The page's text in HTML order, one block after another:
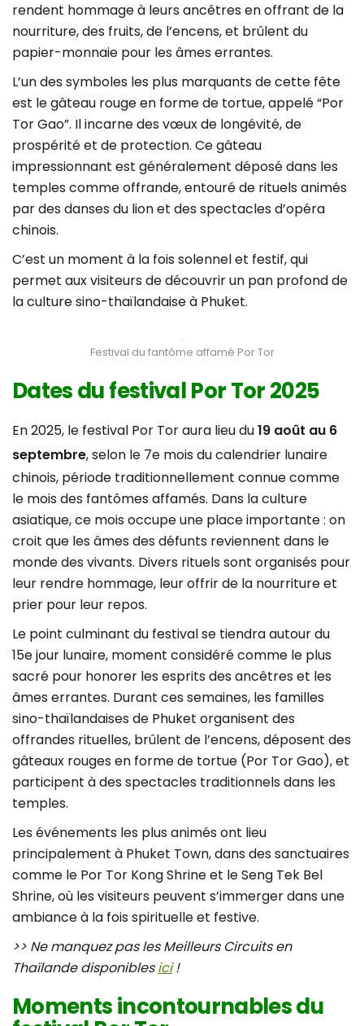
rendent hommage à leurs ancêtres en offrant de la
nourriture, des fruits, de l’encens, et brûlent du
papier-monnaie pour les âmes errantes.
L’un des symboles les plus marquants de cette fête
est le gâteau rouge en forme de tortue, appelé “Por
Tor Gao”. Il incarne des vœux de longévité, de
prospérité et de protection. Ce gâteau
impressionnant est généralement déposé dans les
temples comme offrande, entouré de rituels animés
par des danses du lion et des spectacles d’opéra
chinois.
C’est un moment à la fois solennel et festif, qui
permet aux visiteurs de découvrir un pan profond de
la culture sino-thaïlandaise à Phuket.
Festival du fantôme affamé Por Tor
Dates du festival Por Tor 2025
En 2025, le festival Por Tor aura lieu du19 août au 6
septembre, selon le 7e mois du calendrier lunaire
chinois, période traditionnellement connue comme
le mois des fantômes affamés. Dans la culture
asiatique, ce mois occupe une place importante : on
croit que les âmes des défunts reviennent dans le
monde des vivants. Divers rituels sont organisés pour
leur rendre hommage, leur offrir de la nourriture et
prier pour leur repos.
Le point culminant du festival se tiendra autour du
15e jour lunaire, moment considéré comme le plus
sacré pour honorer les esprits des ancêtres et les
âmes errantes. Durant ces semaines, les familles
sino-thaïlandaises de Phuket organisent des
offrandes rituelles, brûlent de l’encens, déposent des
gâteaux rouges en forme de tortue (Por Tor Gao), et
participent à des spectacles traditionnels dans les
temples.
Les événements les plus animés ont lieu
principalement à Phuket Town, dans des sanctuaires
comme le Por Tor Kong Shrine et le Seng Tek Bel
Shrine, où les visiteurs peuvent s’immerger dans une
ambiance à la fois spirituelle et festive.
>> Ne manquez pas les Meilleurs Circuits en
Thaïlande disponiblesici!
Moments incontournables du